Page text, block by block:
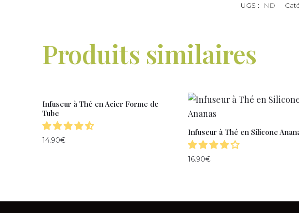
UGS : ND
Produits similaires
Infuseur à Thé en Acier Forme de
Tube
14.90€
Infuseur à Thé en Silicone
16.90€